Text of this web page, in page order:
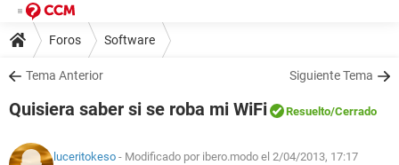
Foros Software
Tema Anterior Siguiente Tema
Quisiera saber si se roba mi WiFi Resuelto/Cerrado
luceritokeso - Modificado por ibero.modo el 2/04/2013, 17:17